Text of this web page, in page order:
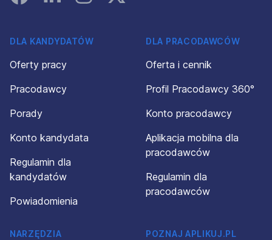
DLA KANDYDATÓW
Oferty pracy
Pracodawcy
Porady
Konto kandydata
Regulamin dla
kandydatów
Powiadomienia
DLA PRACODAWCÓW
Oferta i cennik
Profil Pracodawcy 360°
Konto pracodawcy
Aplikacja mobilna dla
pracodawców
Regulamin dla
pracodawców
NARZĘDZIA
POZNAJ APLIKUJ.PL